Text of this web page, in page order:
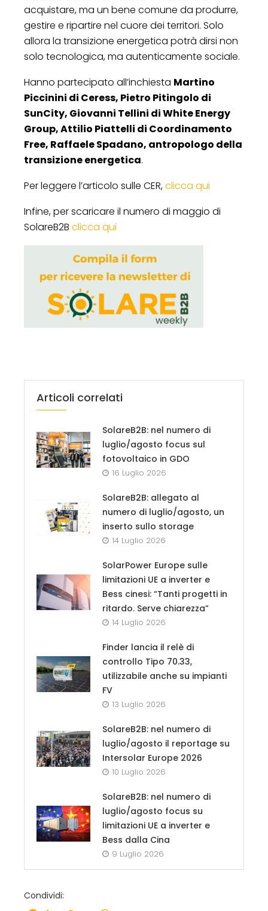
acquistare, ma un bene comune da produrre,
gestire e ripartire nel cuore dei territori. Solo
allora la transizione energetica potrà dirsi non
solo tecnologica, ma autenticamente sociale.
Hanno partecipato all’inchiesta Martino
Piccinini di Ceress, Pietro Pitingolo di
SunCity, Giovanni Tellini di White Energy
Group, Attilio Piattelli di Coordinamento
Free, Raffaele Spadano, antropologo della
transizione energetica.
Per leggere l’articolo sulle CER,clicca qui
Infine, per scaricare il numero di maggio di
SolareB2B clicca qui
Articoli correlati
SolareB2B: nel numero di
luglio/agosto focus sul
fotovoltaico in GDO
16 Luglio 2026
SolareB2B: allegato al
numero di luglio/agosto, un
inserto sullo storage
14 Luglio 2026
SolarPower Europe sulle
limitazioni UE a inverter e
Bess cinesi: “Tanti progetti in
ritardo. Serve chiarezza”
14 Luglio 2026
Finder lancia il relè di
controllo Tipo 70.33,
utilizzabile anche su impianti
FV
13 Luglio 2026
SolareB2B: nel numero di
luglio/agosto il reportage su
Intersolar Europe 2026
10 Luglio 2026
SolareB2B: nel numero di
luglio/agosto focus su
limitazioni UE a inverter e
Bess dalla Cina
9 Luglio 2026
Condividi: